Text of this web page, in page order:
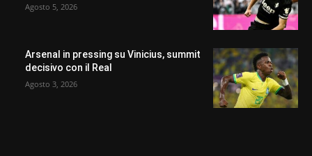
Agosto 5, 2026
Arsenal in pressing su Vinicius, summit
decisivo con il Real
Agosto 3, 2026